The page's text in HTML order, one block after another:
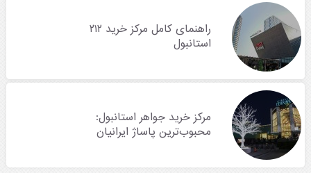
راهنمای کامل مرکز خرید ۲۱۲
استانبول
مرکز خرید جواهر استانبول:
محبوب‌ترین پاساژ ایرانیان